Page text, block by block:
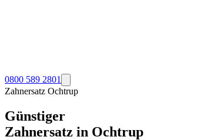
0800 589 2801
Zahnersatz Ochtrup
Günstiger
Zahnersatz in Ochtrup